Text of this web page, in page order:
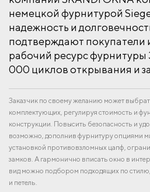
немецкой фурнитурой
надежность и
подтверждают покупатели
рабочий ресурс фурнитуры
000 циклов открывания и
Заказчик по своему желанию может
комплектующих, регулируя стоимость и
конструкции. Повысить безопасность и
возможно, дополнив фурнитуру опциями
установкой противовзломных цапф,
замков. А гармонично вписать окно в
вид можно подбором подходящих по
и петель.